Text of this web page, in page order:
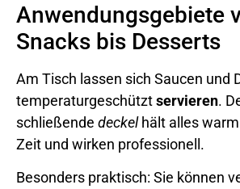
Anwendungsgebiete
Snacks bis Desserts
Am Tisch lassen sich Saucen und
temperaturgeschütztservieren.
schließende deckelhält alles
Zeit und wirken professionell.
Besonders praktisch: Sie können